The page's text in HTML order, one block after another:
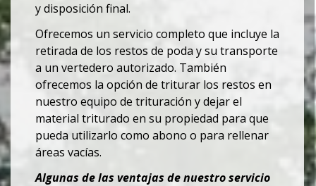
y disposición final.
Ofrecemos un servicio completo que incluye la
retirada de los restos de poda y su transporte
a un vertedero autorizado. También
ofrecemos la opción de triturar los restos en
nuestro equipo de trituración y dejar el
material triturado en su propiedad para que
pueda utilizarlo como abono o para rellenar
áreas vacías.
Algunas de las ventajas de nuestro servicio